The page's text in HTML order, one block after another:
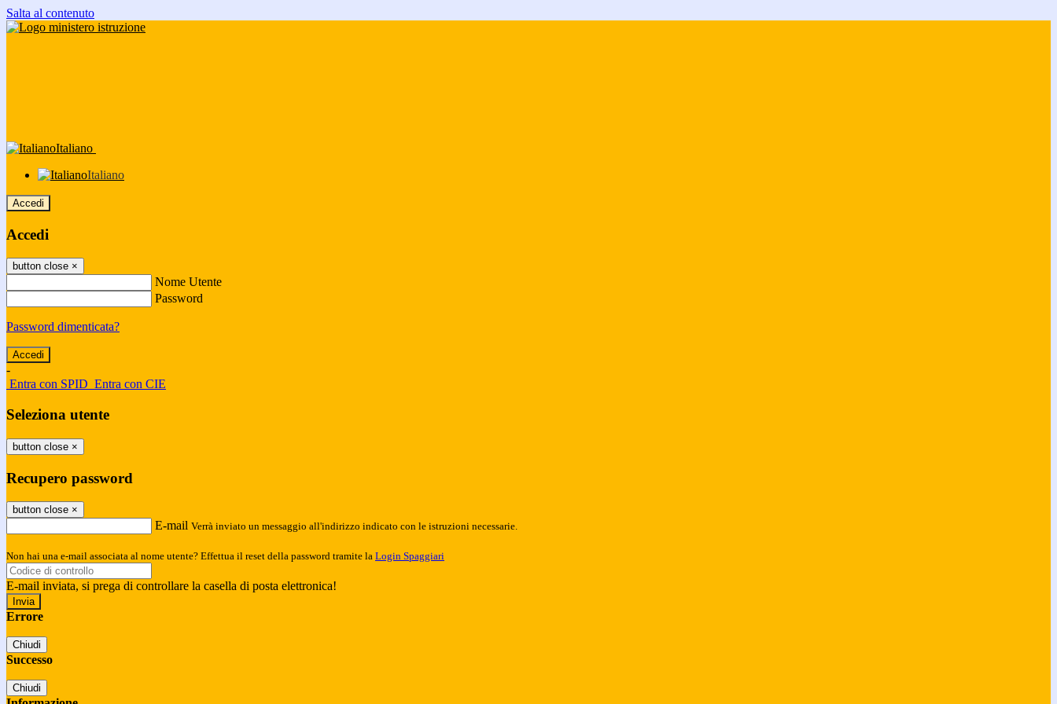
Salta al contenuto
Italiano
Italiano
Accedi
Accedi
button close ×
Nome Utente
Password
Password dimenticata?
-
Entra con SPID Entra con CIE
Seleziona utente
button close ×
Recupero password
button close ×
E-mail Verrà inviato un messaggio all'indirizzo indicato con le istruzioni necessarie.
Non hai una e-mail associata al nome utente? Effettua il reset della password tramite la Login Spaggiari
E-mail inviata, si prega di controllare la casella di posta elettronica!
Errore
Chiudi
Successo
Chiudi